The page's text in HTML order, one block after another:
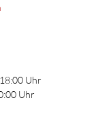
Uhr
Uhr